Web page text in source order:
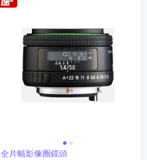
全片幅影像圈鏡頭